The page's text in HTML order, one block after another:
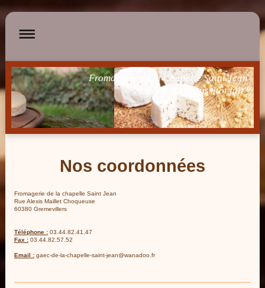
Fromagerie de la Chapelle Saint Jean
"Aussitôt trait, aussitôt fait"
Nos coordonnées
Fromagerie de la chapelle Saint Jean
Rue Alexis Maillet Choqueuse
60380 Gremevillers
Téléphone :03.44.82.41.47
Fax :03.44.82.57.52
Email : gaec-de-la-chapelle-saint-jean@wanadoo.fr